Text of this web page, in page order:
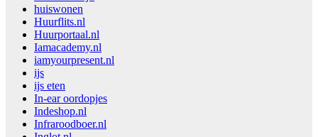
huiswonen
Huurflits.nl
Huurportaal.nl
Iamacademy.nl
iamyourpresent.nl
ijs
ijs eten
In-ear oordopjes
Indeshop.nl
Infraroodboer.nl